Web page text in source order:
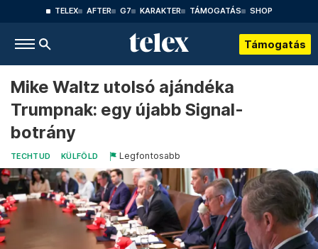
TELEX AFTER G7 KARAKTER TÁMOGATÁS SHOP
Támogatás
Mike Waltz utolsó ajándéka
Trumpnak: egy újabb Signal-
botrány
TECHTUD KÜLFÖLD Legfontosabb